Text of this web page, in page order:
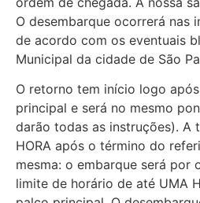
O desembarque ocorrerá nas
de acordo com os eventuais
Municipal da cidade de São
O retorno tem início logo
principal e será no mesmo
darão todas as instruções). A
HORA após o término do
mesma: o embarque será por
limite de horário de até UMA